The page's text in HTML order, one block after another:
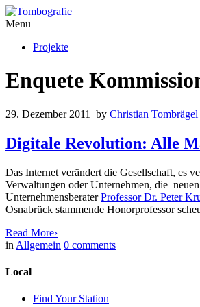
Menu
Projekte
Enquete
29. Dezember 2011 by Christian Tombrägel
Digitale Revolution: Alle
Das Internet verändert die Gesellschaft, es
Verwaltungen oder Unternehmen, die
UnternehmensberaterProfessor Dr. Peter
Osnabrück stammende Honorprofessor
Read More›
in Allgemein 0 comments
Local
Find Your Station